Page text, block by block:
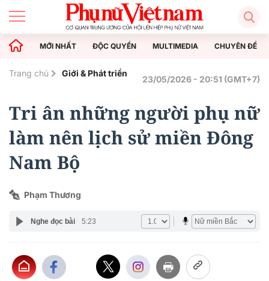
MỚI NHẤT ĐỘC QUYỀN MULTIMEDIA CHUYÊN ĐỀ
Trang chủ Giới & Phát triển
23/05/2026 - 20:51 (GMT+7)
Tri ân những người phụ nữ
làm nên lịch sử miền Đông
Nam Bộ
Phạm Thương
Nghe đọc bài 5:23